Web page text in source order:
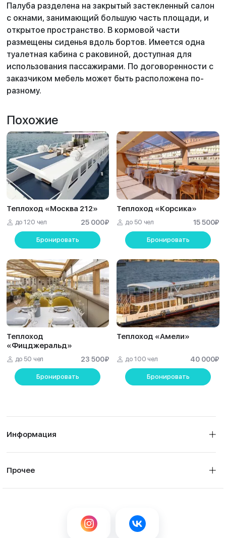
Палуба разделена на закрытый застекленный салон
с окнами, занимающий большую часть площади, и
открытое пространство. В кормовой части
размещены сиденья вдоль бортов. Имеется одна
туалетная кабина с раковиной, доступная для
использования пассажирами. По договоренности с
заказчиком мебель может быть расположена по-
разному.
Похожие
Теплоход «Москва 212»
до 120 чел 25 000₽
Бронировать
Теплоход «Корсика»
до 50 чел 15 500₽
Бронировать
Теплоход
«Фицджеральд»
до 50 чел 23 500₽
Бронировать
Теплоход «Амели»
до 100 чел 40 000₽
Бронировать
Информация
Прочее